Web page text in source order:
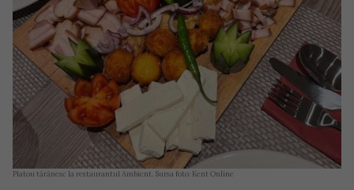
Platou tărănesc la restaurantul Ambient. Sursa foto: Kent Online